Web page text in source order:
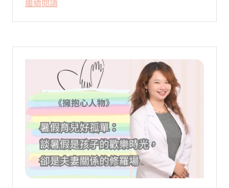
理，陪你面對情緒困擾找回生活步調。
繼續閱讀